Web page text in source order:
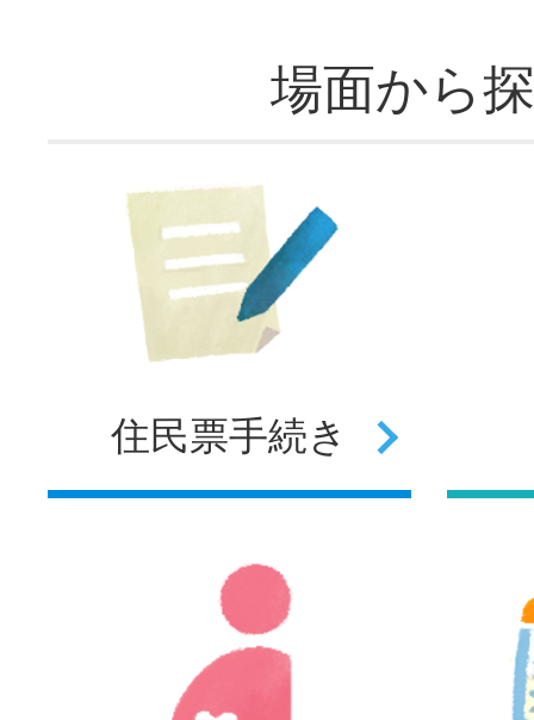
場面から
住民票手続き